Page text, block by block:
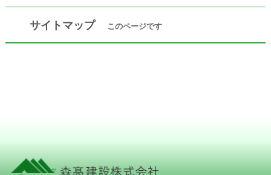
サイトマップ このページです